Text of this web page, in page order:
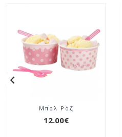
Μπολ Ρόζ
12.00€